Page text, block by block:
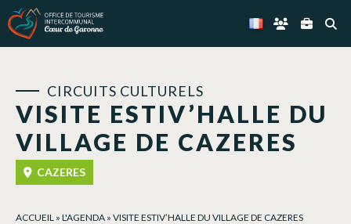
VISITE ESTIV’HALLE DU
VILLAGE DE CAZERES
CIRCUITS CULTURELS
CAZERES
ACCUEIL » L'AGENDA » VISITE ESTIV’HALLE DU VILLAGE DE CAZERES
Panneau de gestion des cookies